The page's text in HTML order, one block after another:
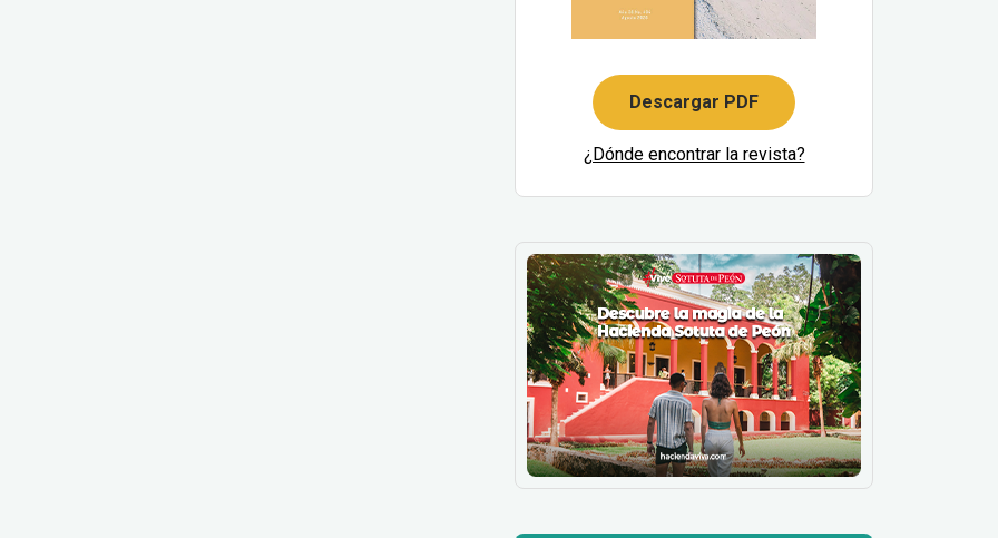
Descargar PDF
¿Dónde encontrar la revista?